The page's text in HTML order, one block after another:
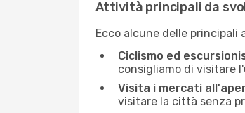
Attività principali da
Ecco alcune delle
Ciclismo ed
consigliamo di visitare
Visita i mercati
visitare la città senza